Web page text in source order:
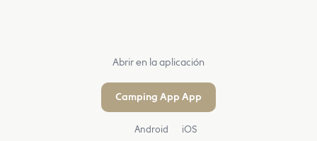
Abrir en la aplicación
Camping App App
Android iOS